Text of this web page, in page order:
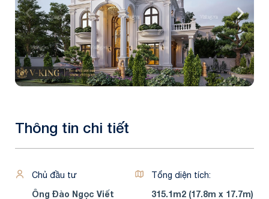
Thông tin chi tiết
Chủ đầu tư
Ông Đào Ngọc Viết
Tổng diện tích:
315.1m2 (17.8m x 17.7m)